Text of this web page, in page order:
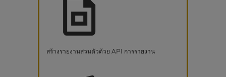
สร้างรายงานส่วนตัวด้วย API การรายงาน